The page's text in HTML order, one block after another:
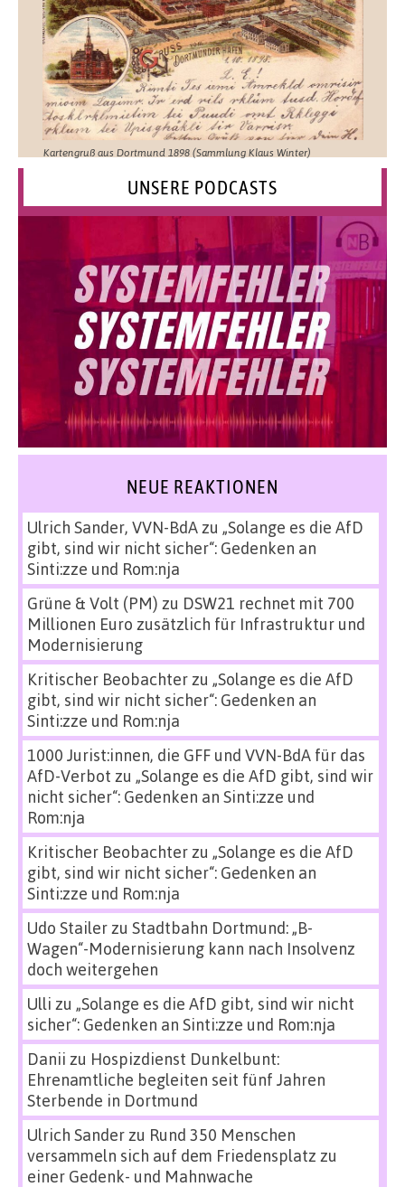
Kartengruß aus Dortmund 1898 (Sammlung Klaus Winter)
UNSERE PODCASTS
NEUE REAKTIONEN
Ulrich Sander, VVN-BdAzu „Solange es die AfD
gibt, sind wir nicht sicher“: Gedenken an
Sinti:zze und Rom:nja
Grüne & Volt (PM) zu DSW21 rechnet mit 700
Millionen Euro zusätzlich für Infrastruktur und
Modernisierung
Kritischer Beobachterzu „Solange es die AfD
gibt, sind wir nicht sicher“: Gedenken an
Sinti:zze und Rom:nja
1000 Jurist:innen, die GFF und VVN-BdA für das
AfD-Verbot zu „Solange es die AfD gibt, sind wir
nicht sicher“: Gedenken an Sinti:zze und
Rom:nja
Kritischer Beobachterzu „Solange es die AfD
gibt, sind wir nicht sicher“: Gedenken an
Sinti:zze und Rom:nja
Udo Stailerzu Stadtbahn Dortmund: „B-
Wagen“-Modernisierung kann nach Insolvenz
doch weitergehen
Ulli zu „Solange es die AfD gibt, sind wir nicht
sicher“: Gedenken an Sinti:zze und Rom:nja
Danii zu Hospizdienst Dunkelbunt:
Ehrenamtliche begleiten seit fünf Jahren
Sterbende in Dortmund
Ulrich Sanderzu Rund 350 Menschen
versammeln sich auf dem Friedensplatz zu
einer Gedenk- und Mahnwache